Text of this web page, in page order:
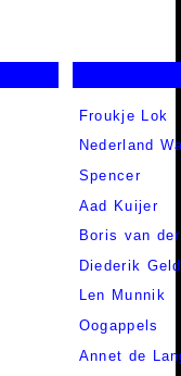
Froukje Lok
Nederland
Spencer
Aad Kuijer
Boris van
Diederik
Len Munnik
Oogappels
Annet de